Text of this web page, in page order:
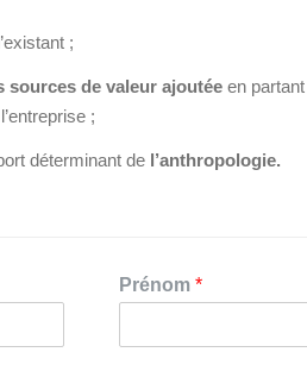
;
sources de valeur ajoutée en
;
déterminant de l’anthropologie.
Prénom *